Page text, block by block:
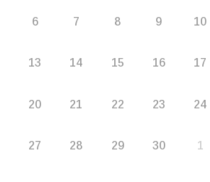
6 7 8 9 10
13 14 15 16 17
20 21 22 23 24
27 28 29 30 1